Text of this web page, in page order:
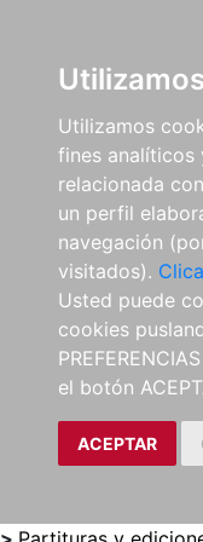
Utilizamos
fines analíticos
relacionada
un perfil
navegación
visitados).
Usted puede
cookies
el botón
ACEPTAR